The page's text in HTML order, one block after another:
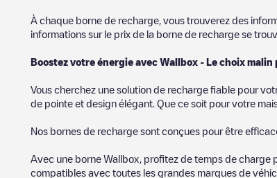
À chaque borne de recharge, vous trouverez des
informations sur le prix de la borne de recharge se
Boostez votre énergie avec Wallbox - Le choix
Vous cherchez une solution de recharge fiable pour
de pointe et design élégant. Que ce soit pour votre
Nos bornes de recharge sont conçues pour être
Avec une borne Wallbox, profitez de temps de charge
compatibles avec toutes les grandes marques de